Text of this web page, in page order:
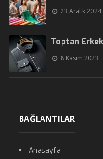
23 Aralık 2024
Toptan
8 Kasım 2023
BAĞLANTILAR
Anasayfa